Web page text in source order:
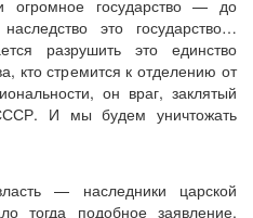
государство — до
это государство…
разрушить это единство
кто стремится к отделению от
он враг, заклятый
И мы будем уничтожать
— наследники царской
тогда подобное заявление,